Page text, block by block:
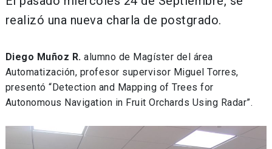
realizó una nueva charla de postgrado.
Diego Muñoz R. alumno de Magíster del área
Automatización, profesor supervisor Miguel Torres,
presentó “Detection and Mapping of Trees for
Autonomous Navigation in Fruit Orchards Using Radar”.